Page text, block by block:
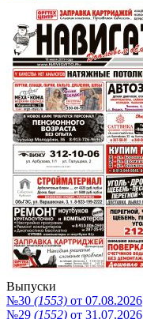
Выпуски
№30 (1553) от 07.08.2026
№29 (1552) от 31.07.2026